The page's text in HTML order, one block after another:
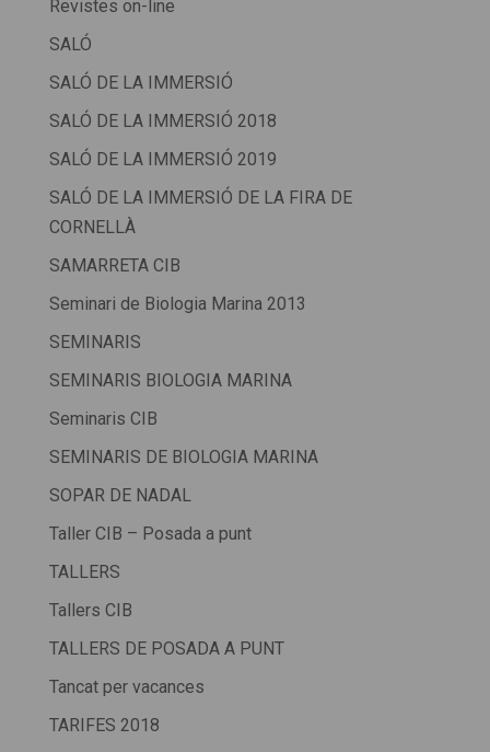
Revistes on-line
SALÓ
SALÓ DE LA IMMERSIÓ
SALÓ DE LA IMMERSIÓ 2018
SALÓ DE LA IMMERSIÓ 2019
SALÓ DE LA IMMERSIÓ DE LA FIRA DE
CORNELLÀ
SAMARRETA CIB
Seminari de Biologia Marina 2013
SEMINARIS
SEMINARIS BIOLOGIA MARINA
Seminaris CIB
SEMINARIS DE BIOLOGIA MARINA
SOPAR DE NADAL
Taller CIB – Posada a punt
TALLERS
Tallers CIB
TALLERS DE POSADA A PUNT
Tancat per vacances
TARIFES 2018